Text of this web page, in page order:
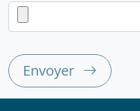
Envoyer